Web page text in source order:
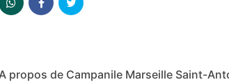
propos de Campanile Marseille Saint-